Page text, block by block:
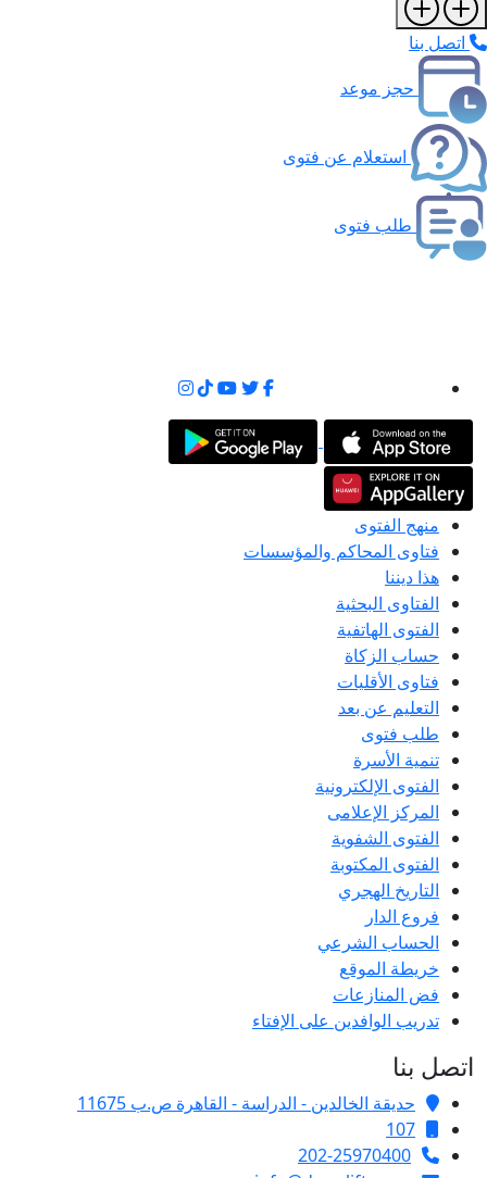
اتصل بنا
حجز موعد
استعلام عن فتوى
طلب فتوى
منهج الفتوى
فتاوى المحاكم والمؤسسات
هذا ديننا
الفتاوى البحثية
الفتوى الهاتفية
حساب الزكاة
فتاوى الأقليات
التعليم عن بعد
طلب فتوى
تنمية الأسرة
الفتوى الإلكترونية
المركز الإعلامى
الفتوى الشفوية
الفتوى المكتوبة
التاريخ الهجري
فروع الدار
الحساب الشرعي
خريطة الموقع
فض المنازعات
تدريب الوافدين على الإفتاء
اتصل بنا
حديقة الخالدين - الدراسة - القاهرة ص.ب 11675
107
202-25970400